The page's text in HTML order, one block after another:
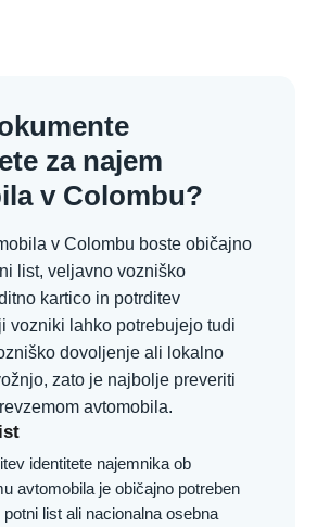
za najem
v Colombu?
v Colombu boste običajno
list, veljavno vozniško
kartico in potrditev
vozniki lahko potrebujejo tudi
dovoljenje ali lokalno
zato je najbolje preveriti
avtomobila.
identitete najemnika ob
avtomobila je običajno potreben
list ali nacionalna osebna